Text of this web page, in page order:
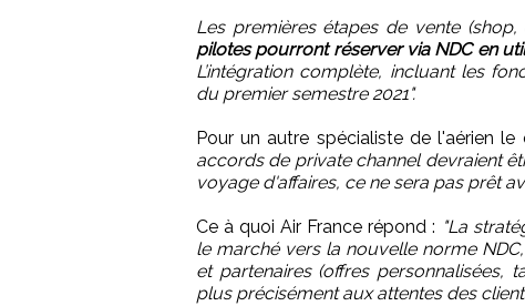
Les premières étapes de vente
pilotes pourront réserver via NDC en
L’intégration complète, incluant les
du premier semestre 2021".
Pour un autre spécialiste de l'aérien
accords de private channel devraient
voyage d'affaires, ce ne sera pas prêt
Ce à quoi Air France répond : "La
le marché vers la nouvelle norme
et partenaires (offres personnalisées,
plus précisément aux attentes des